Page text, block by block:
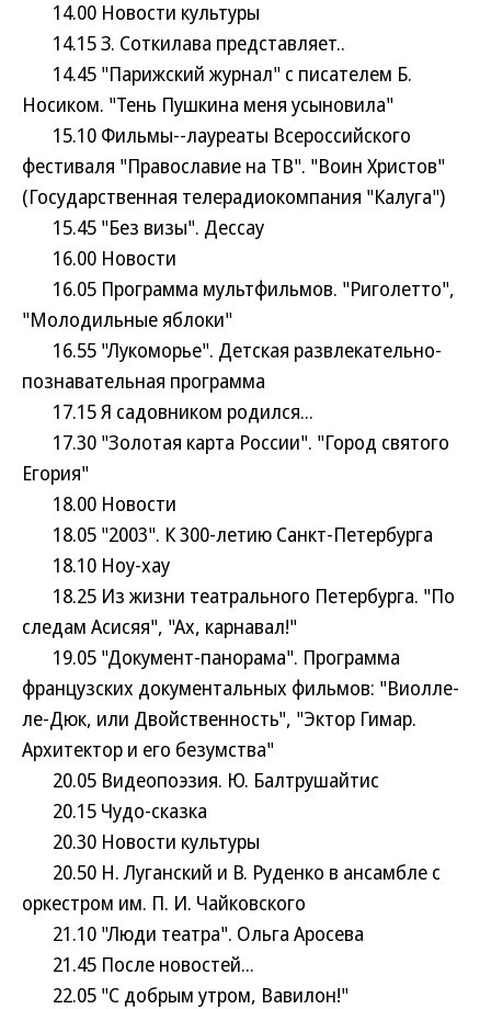
14.00 Новости культуры
14.15 З. Соткилава представляет..
14.45 "Парижский журнал" с писателем Б.
Носиком. "Тень Пушкина меня усыновила"
15.10 Фильмы--лауреаты Всероссийского
фестиваля "Православие на ТВ". "Воин Христов"
(Государственная телерадиокомпания "Калуга")
15.45 "Без визы". Дессау
16.00 Новости
16.05 Программа мультфильмов. "Риголетто",
"Молодильные яблоки"
16.55 "Лукоморье". Детская развлекательно-
познавательная программа
17.15 Я садовником родился...
17.30 "Золотая карта России". "Город святого
Егория"
18.00 Новости
18.05 "2003". К 300-летию Санкт-Петербурга
18.10 Ноу-хау
18.25 Из жизни театрального Петербурга. "По
следам Асисяя", "Ах, карнавал!"
19.05 "Документ-панорама". Программа
французских документальных фильмов: "Виолле-
ле-Дюк, или Двойственность", "Эктор Гимар.
Архитектор и его безумства"
20.05 Видеопоэзия. Ю. Балтрушайтис
20.15 Чудо-сказка
20.30 Новости культуры
20.50 Н. Луганский и В. Руденко в ансамбле с
оркестром им. П. И. Чайковского
21.10 "Люди театра". Ольга Аросева
21.45 После новостей...
22.05 "С добрым утром, Вавилон!"